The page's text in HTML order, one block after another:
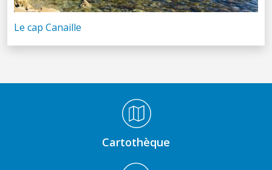
Le cap Canaille
Cartothèque